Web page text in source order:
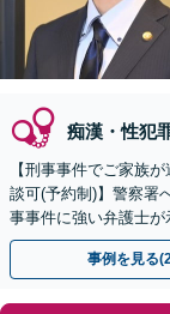
痴漢・性犯
【刑事事件でご家族
談可(予約制)】警察署
事事件に強い弁護士
トします。【加害者側
事例を見る